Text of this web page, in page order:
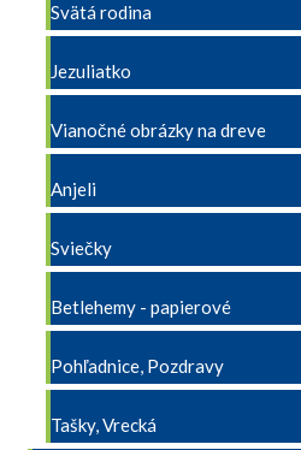
Svätá rodina
Jezuliatko
Vianočné obrázky na dreve
Anjeli
Sviečky
Betlehemy - papierové
Pohľadnice, Pozdravy
Tašky, Vrecká